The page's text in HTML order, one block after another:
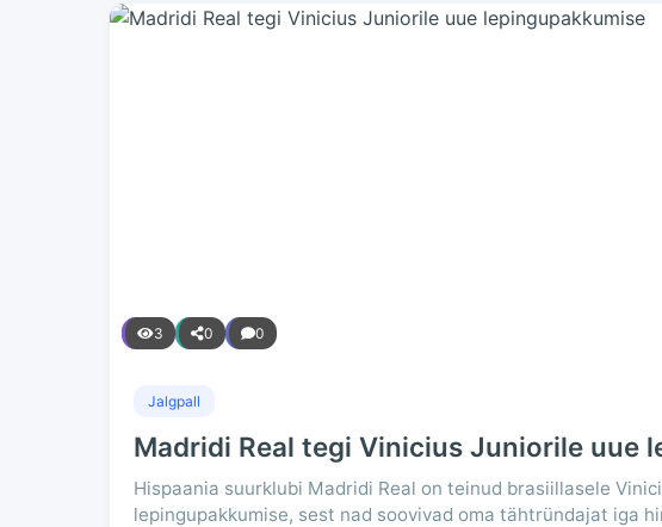
3 0 0
Jalgpall
Madridi Real tegi Vinicius Juniorile uue
Hispaania suurklubi Madridi Real on teinud brasiillasele
lepingupakkumise, sest nad soovivad oma tähtründajat iga